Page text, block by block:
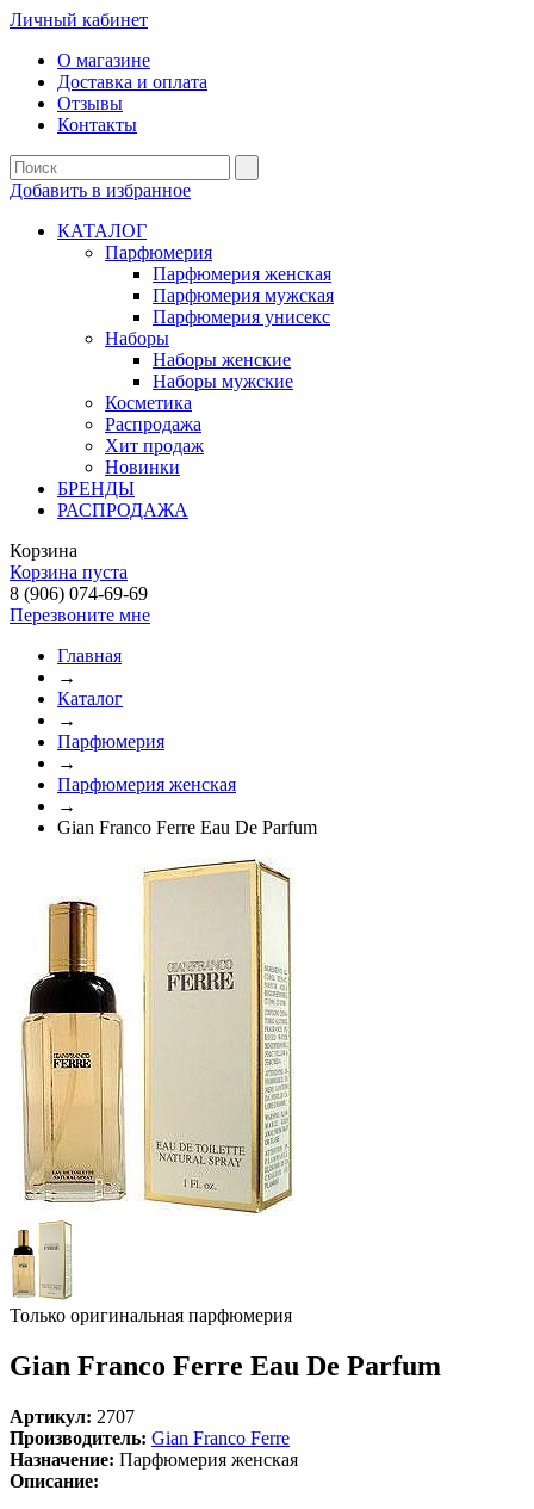
Личный кабинет
О магазине
Доставка и оплата
Отзывы
Контакты
Добавить в избранное
КАТАЛОГ
Парфюмерия
Парфюмерия женская
Парфюмерия мужская
Парфюмерия унисекс
Наборы
Наборы женские
Наборы мужские
Косметика
Распродажа
Хит продаж
Новинки
БРЕНДЫ
РАСПРОДАЖА
Корзина
Корзина пуста
8 (906) 074-69-69
Перезвоните мне
Главная
→
Каталог
→
Парфюмерия
→
Парфюмерия женская
→
Gian Franco Ferre Eau De Parfum
Только оригинальная парфюмерия
Gian Franco Ferre Eau De Parfum
Артикул: 2707
Производитель: Gian Franco Ferre
Назначение: Парфюмерия женская
Описание: